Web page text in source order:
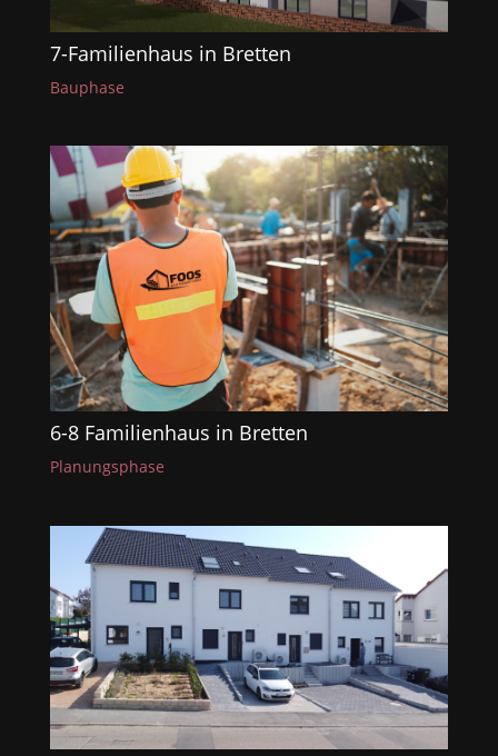
7-Familienhaus in Bretten
Bauphase
6-8 Familienhaus in Bretten
Planungsphase